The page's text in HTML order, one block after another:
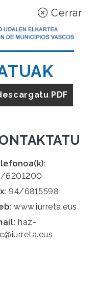
Cerrar
PDF
6201200
94/6815598
www.iurreta.eus
haz-